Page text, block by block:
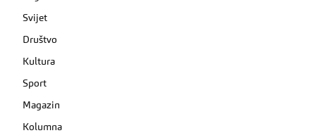
Svijet
Društvo
Kultura
Sport
Magazin
Kolumna